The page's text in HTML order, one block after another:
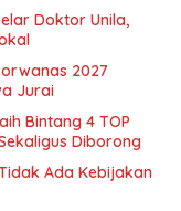
Doktor Unila,
2027
Jurai
Bintang 4 TOP
Diborong
Ada Kebijakan